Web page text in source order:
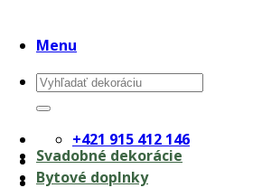
Menu
Hľadať:
+421 915 412 146
Svadobné dekorácie
Bytové doplnky